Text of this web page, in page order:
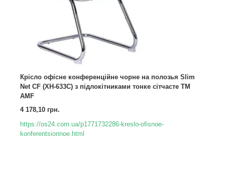
Крісло офісне конференційне чорне на полозья Slim
Net CF (XH-633C) з підлокітниками тонке сітчасте TM
AMF
4 178,10 грн.
https://os24.com.ua/p1771732286-kreslo-ofisnoe-
konferentsionnoe.html